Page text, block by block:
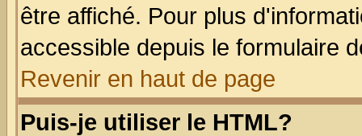
être affiché. Pour plus
accessible depuis le formulaire
Revenir en haut de page
Puis-je utiliser le HTML?